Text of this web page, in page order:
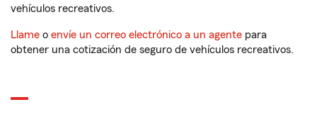
vehículos recreativos.
Llame o envíe un correo electrónico a un agente para
obtener una cotización de seguro de vehículos recreativos.